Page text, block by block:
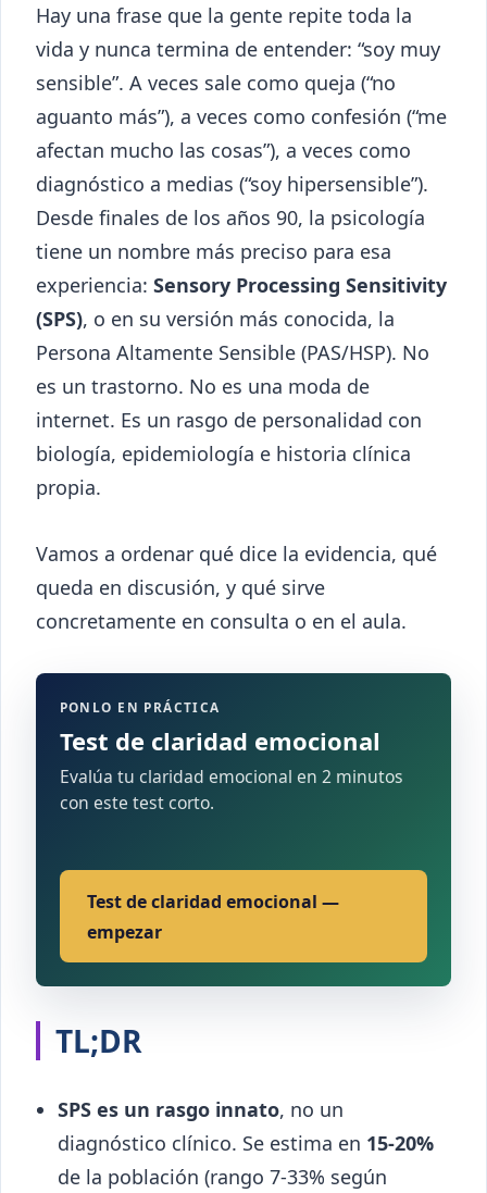
Hay una frase que la gente repite toda la
vida y nunca termina de entender: “soy muy
sensible”. A veces sale como queja (“no
aguanto más”), a veces como confesión (“me
afectan mucho las cosas”), a veces como
diagnóstico a medias (“soy hipersensible”).
Desde finales de los años 90, la psicología
tiene un nombre más preciso para esa
experiencia: Sensory Processing Sensitivity
(SPS), o en su versión más conocida, la
Persona Altamente Sensible (PAS/HSP). No
es un trastorno. No es una moda de
internet. Es un rasgo de personalidad con
biología, epidemiología e historia clínica
propia.
Vamos a ordenar qué dice la evidencia, qué
queda en discusión, y qué sirve
concretamente en consulta o en el aula.
PONLO EN PRÁCTICA
Test de claridad emocional
Evalúa tu claridad emocional en 2 minutos
con este test corto.
Test de claridad emocional —
empezar
TL;DR
SPS es un rasgo innato, no un
diagnóstico clínico. Se estima en 15-20%
de la población (rango 7-33% según